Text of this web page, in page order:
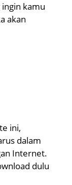
kamu
akan
ini,
dalam
Internet.
dulu